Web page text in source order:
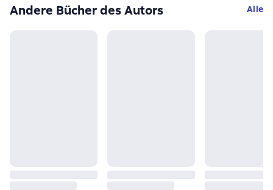
Andere Bücher des Autors Alle